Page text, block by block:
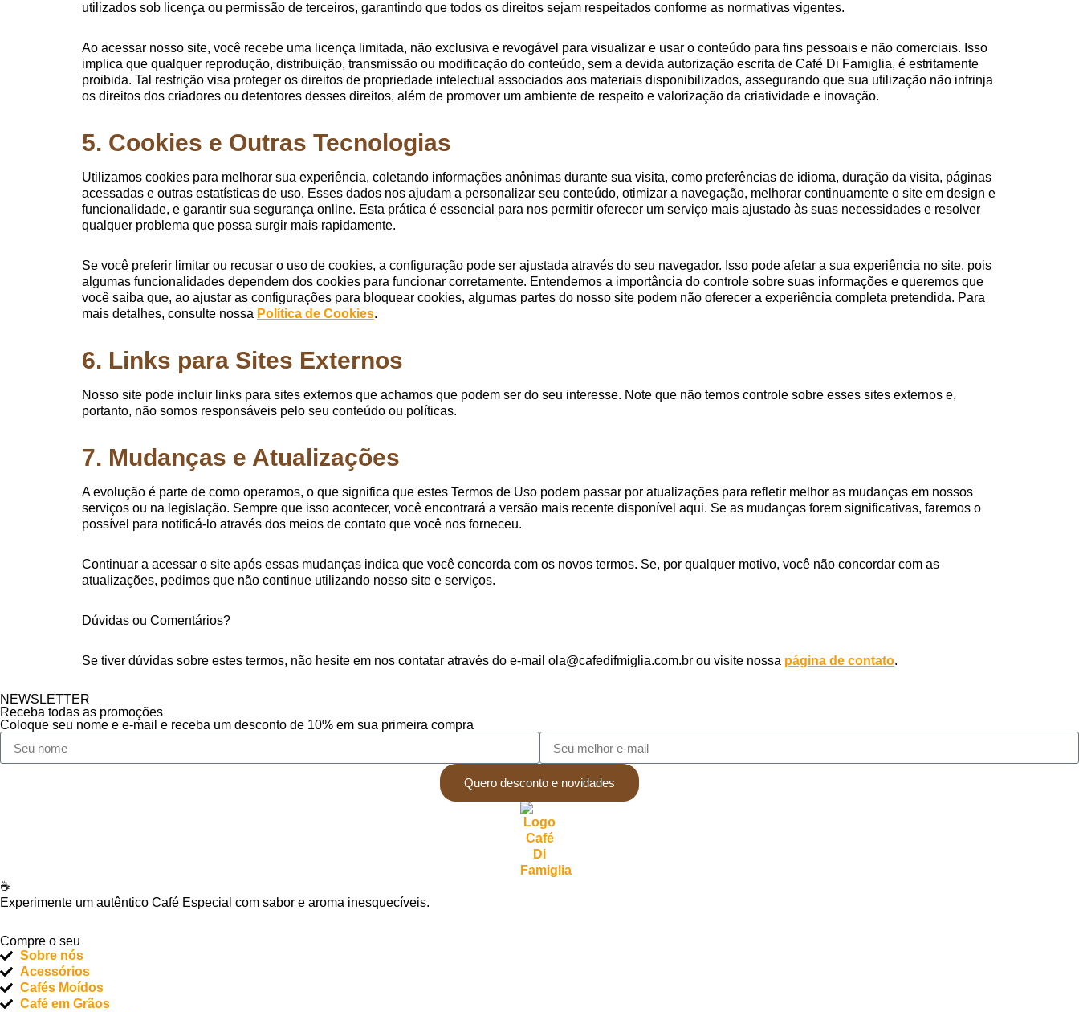
utilizados sob licença ou permissão de terceiros, garantindo que todos os direitos sejam respeitados conforme as normativas vigentes.
Ao acessar nosso site, você recebe uma licença limitada, não exclusiva e revogável para visualizar e usar o conteúdo para fins pessoais e não comerciais. Isso
implica que qualquer reprodução, distribuição, transmissão ou modificação do conteúdo, sem a devida autorização escrita de Café Di Famiglia, é estritamente
proibida. Tal restrição visa proteger os direitos de propriedade intelectual associados aos materiais disponibilizados, assegurando que sua utilização não infrinja
os direitos dos criadores ou detentores desses direitos, além de promover um ambiente de respeito e valorização da criatividade e inovação.
5. Cookies e Outras Tecnologias
Utilizamos cookies para melhorar sua experiência, coletando informações anônimas durante sua visita, como preferências de idioma, duração da visita, páginas
acessadas e outras estatísticas de uso. Esses dados nos ajudam a personalizar seu conteúdo, otimizar a navegação, melhorar continuamente o site em design e
funcionalidade, e garantir sua segurança online. Esta prática é essencial para nos permitir oferecer um serviço mais ajustado às suas necessidades e resolver
qualquer problema que possa surgir mais rapidamente.
Se você preferir limitar ou recusar o uso de cookies, a configuração pode ser ajustada através do seu navegador. Isso pode afetar a sua experiência no site, pois
algumas funcionalidades dependem dos cookies para funcionar corretamente. Entendemos a importância do controle sobre suas informações e queremos que
você saiba que, ao ajustar as configurações para bloquear cookies, algumas partes do nosso site podem não oferecer a experiência completa pretendida. Para
mais detalhes, consulte nossa Política de Cookies.
6. Links para Sites Externos
Nosso site pode incluir links para sites externos que achamos que podem ser do seu interesse. Note que não temos controle sobre esses sites externos e,
portanto, não somos responsáveis pelo seu conteúdo ou políticas.
7. Mudanças e Atualizações
A evolução é parte de como operamos, o que significa que estes Termos de Uso podem passar por atualizações para refletir melhor as mudanças em nossos
serviços ou na legislação. Sempre que isso acontecer, você encontrará a versão mais recente disponível aqui. Se as mudanças forem significativas, faremos o
possível para notificá-lo através dos meios de contato que você nos forneceu.
Continuar a acessar o site após essas mudanças indica que você concorda com os novos termos. Se, por qualquer motivo, você não concordar com as
atualizações, pedimos que não continue utilizando nosso site e serviços.
Dúvidas ou Comentários?
Se tiver dúvidas sobre estes termos, não hesite em nos contatar através do e-mail ola@cafedifmiglia.com.br ou visite nossa página de contato.
NEWSLETTER
Receba todas as promoções
Coloque seu nome e e-mail e receba um desconto de 10% em sua primeira compra
Quero desconto e novidades
☕
Experimente um autêntico Café Especial com sabor e aroma inesquecíveis.
Compre o seu
Sobre nós
Acessórios
Cafés Moídos
Café em Grãos